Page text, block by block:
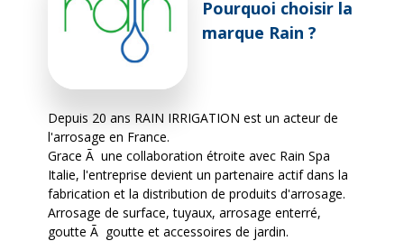
Pourquoi choisir la
marque Rain ?
Depuis 20 ans RAIN IRRIGATION est un acteur de
l'arrosage en France.
Grace Ã une collaboration étroite avec Rain Spa
Italie, l'entreprise devient un partenaire actif dans la
fabrication et la distribution de produits d'arrosage.
Arrosage de surface, tuyaux, arrosage enterré,
goutte Ã goutte et accessoires de jardin.